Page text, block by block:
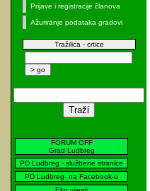
Prijave i registracije članova
Ažuriranje podataka gradovi
Tražilica - crtice
FORUM OFF
Grad Ludbreg
PD Ludbreg - službene stranice
PD Ludbreg- na Facebook-u